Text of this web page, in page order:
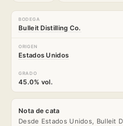
BODEGA
Bulleit Distilling Co.
ORIGEN
Estados Unidos
GRADO
45.0% vol.
Nota de cata
Desde Estados Unidos, Bulleit